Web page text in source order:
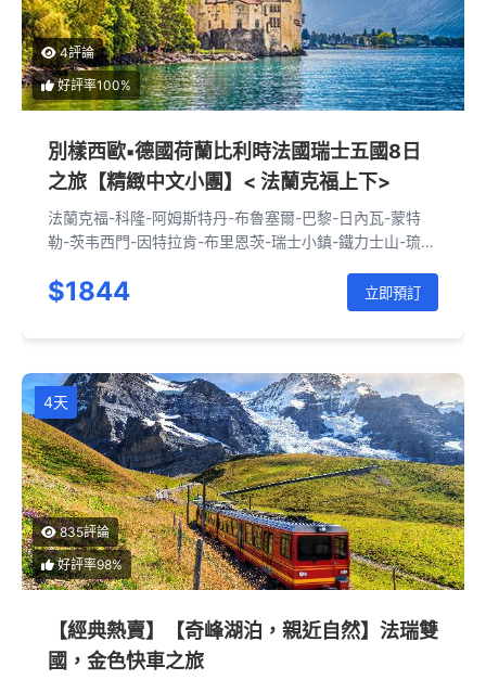
4評論
好評率100%
別樣西歐▪德國荷蘭比利時法國瑞士五國8日
之旅【精緻中文小團】< 法蘭克福上下>
法蘭克福-科隆-阿姆斯特丹-布魯塞爾-巴黎-日內瓦-蒙特
勒-茨韦西門-因特拉肯-布里恩茨-瑞士小鎮-鐵力士山-琉
$1844 立即預訂
4天
835評論
好評率98%
【經典熱賣】【奇峰湖泊，親近自然】法瑞雙
國，金色快車之旅